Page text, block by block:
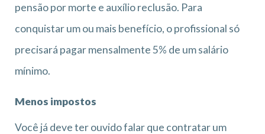
pensão por morte e auxílio reclusão. Para
conquistar um ou mais benefício, o profissional só
precisará pagar mensalmente 5% de um salário
mínimo.
Menos impostos
Você já deve ter ouvido falar que contratar um